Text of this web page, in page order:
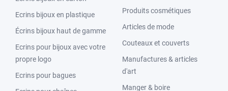
Ecrins bijoux en plastique
Écrins bijoux haut de gamme
Ecrins pour bijoux avec votre
propre logo
Ecrins pour bagues
Produits cosmétiques
Articles de mode
Couteaux et couverts
Manufactures & articles
d'art
Manger & boire